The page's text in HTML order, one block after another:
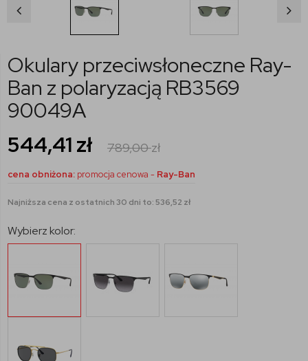
Okulary przeciwsłoneczne Ray-
Ban z polaryzacją RB3569
90049A
544,41 zł 789,00zł
cena obniżona: promocja cenowa - Ray-Ban
Najniższa cena z ostatnich 30 dni to: 536,52 zł
Wybierz kolor: